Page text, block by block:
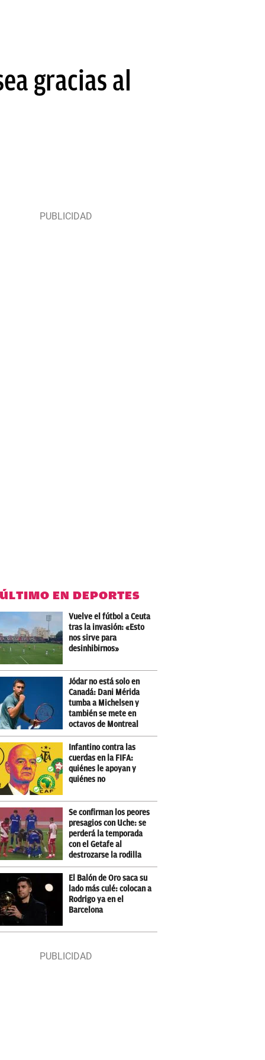
gracias al
EN DEPORTES
Vuelve el fútbol a Ceuta
tras la invasión: «Esto
nos sirve para
desinhibirnos»
Jódar no está solo en
Canadá: Dani Mérida
tumba a Michelsen y
también se mete en
octavos de Montreal
Infantino contra las
cuerdas en la FIFA:
quiénes le apoyan y
quiénes no
Se confirman los peores
presagios con Uche: se
perderá la temporada
con el Getafe al
destrozarse la rodilla
El Balón de Oro saca su
lado más culé: colocan a
Rodrigo ya en el
Barcelona